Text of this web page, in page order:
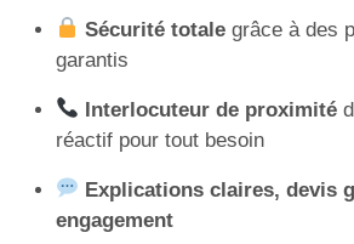
Sécurité totalegrâce à des
garantis
Interlocuteur de proximité
réactif pour tout besoin
Explications claires, devis
engagement